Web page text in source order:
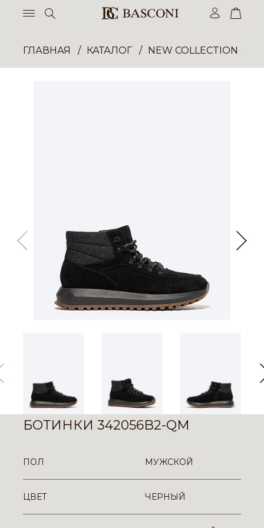
ГЛАВНАЯ КАТАЛОГ NEW COLLECTION
БОТИНКИ 342056B2-QM
ПОЛ МУЖСКОЙ
ЦВЕТ ЧЕРНЫЙ